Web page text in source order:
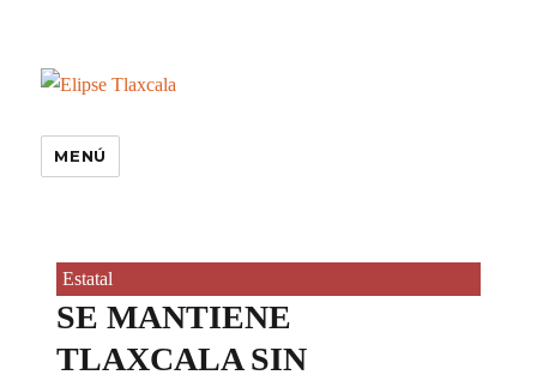
MENÚ
Estatal
SE MANTIENE
TLAXCALA SIN